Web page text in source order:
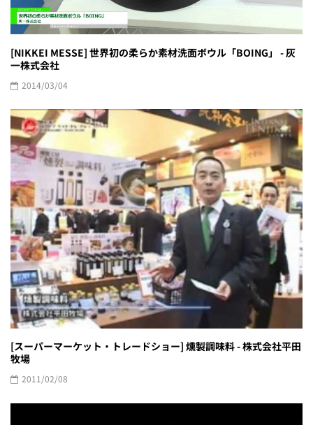
[NIKKEI MESSE] 世界初の柔らか素材洗面ボウル「BOING」 - 灰
一株式会社
2014/03/04
[スーパーマーケット・トレードショー] 燻製調味料 - 株式会社平田
牧場
2011/02/08